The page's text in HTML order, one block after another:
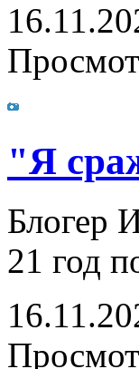
"Я
Блогер
21 год